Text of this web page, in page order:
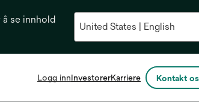
se innhold
Logg innInvestoreropens
a
Karriere Kontakt